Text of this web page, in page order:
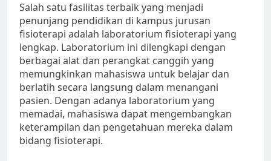
Salah satu fasilitas terbaik yang menjadi
penunjang pendidikan di kampus jurusan
fisioterapi adalah laboratorium fisioterapi yang
lengkap. Laboratorium ini dilengkapi dengan
berbagai alat dan perangkat canggih yang
memungkinkan mahasiswa untuk belajar dan
berlatih secara langsung dalam menangani
pasien. Dengan adanya laboratorium yang
memadai, mahasiswa dapat mengembangkan
keterampilan dan pengetahuan mereka dalam
bidang fisioterapi.